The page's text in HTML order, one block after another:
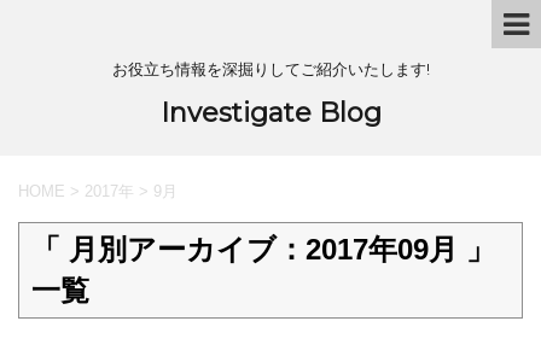
お役立ち情報を深掘りしてご紹介いたします!
Investigate Blog
HOME > 2017年 > 9月
「 月別アーカイブ：2017年09月 」
一覧